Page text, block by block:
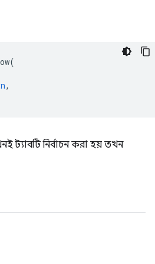
(
,
ট্যাবটি নির্বাচন করা হয় তখন